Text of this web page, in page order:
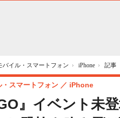
バイル・スマートフォン › iPhone › 記事
』イベント未
・スマートフォン iPhone